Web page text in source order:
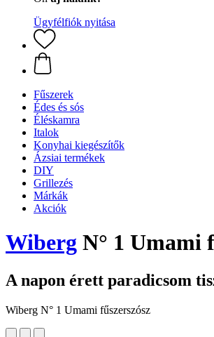
Ügyfélfiók nyitása
Fűszerek
Édes és sós
Éléskamra
Italok
Konyhai kiegészítők
Ázsiai termékek
DIY
Grillezés
Márkák
Akciók
Wiberg N° 1 Umami
A napon érett paradicsom
Wiberg N° 1 Umami fűszerszósz